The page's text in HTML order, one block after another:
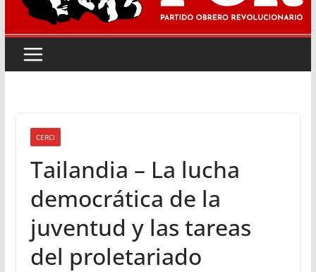
CERCI
Tailandia – La lucha
democrática de la
juventud y las tareas
del proletariado